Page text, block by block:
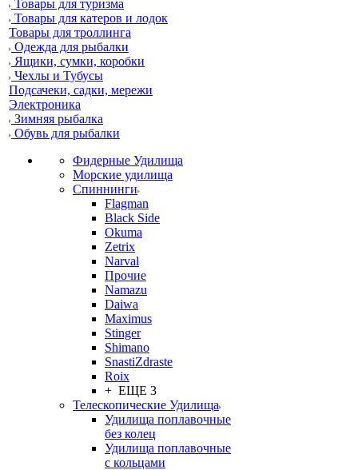
Товары для туризма
Товары для катеров и лодок
Товары для троллинга
Одежда для рыбалки
Ящики, сумки, коробки
Чехлы и Тубусы
Подсачеки, садки, мережи
Электроника
Зимняя рыбалка
Обувь для рыбалки
Фидерные Удилища
Морские удилища
Спиннинги
Flagman
Black Side
Okuma
Zetrix
Narval
Прочие
Namazu
Daiwa
Maximus
Stinger
Shimano
SnastiZdraste
Roix
+ ЕЩЕ 3
Телескопические Удилища
Удилища поплавочные
без колец
Удилища поплавочные
с кольцами